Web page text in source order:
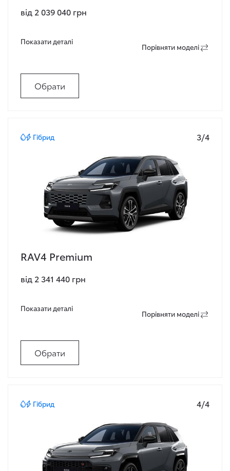
від 2 039 040 грн
Показати деталi
Порiвняти моделi
Обрати
Гібрид 3/4
RAV4 Premium
від 2 341 440 грн
Показати деталi
Порiвняти моделi
Обрати
Гібрид 4/4